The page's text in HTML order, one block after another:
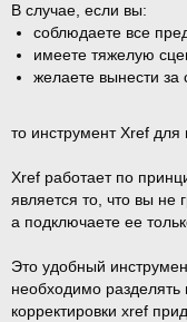
В случае, если вы:
соблюдаете все
имеете тяжелую
желаете вынести за
то инструментXref для
Xref работает по
является то, что вы не
а подключаете ее
Это удобный
необходимо разделять
корректировки xref